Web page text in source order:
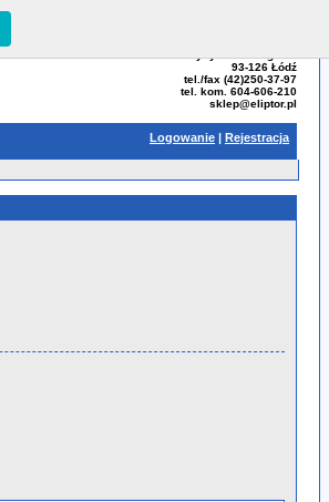
93-126 Łódź
tel./fax (42)250-37-97
tel. kom. 604-606-210
sklep@eliptor.pl
Logowanie | Rejestracja